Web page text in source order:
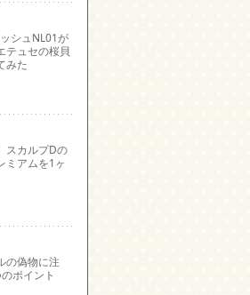
シュNL01が
テュセの桜貝
みた
スカルプDの
ミアムを1ヶ
の偽物に注
ポイント